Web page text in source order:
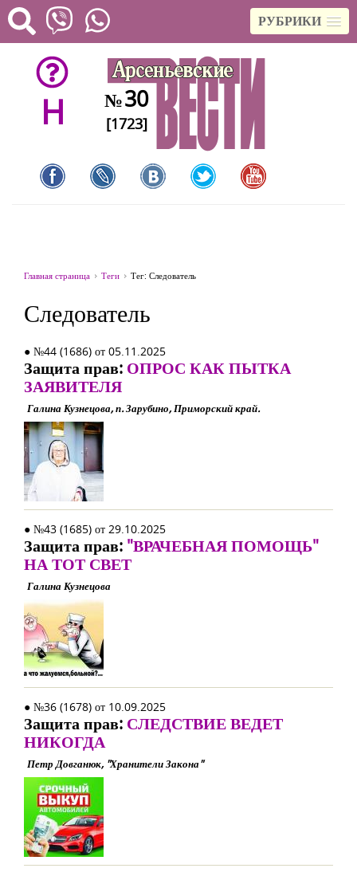
РУБРИКИ
H №30
[1723]
Главная страница Теги Тег: Следователь
Следователь
● №44 (1686) от 05.11.2025
Защита прав: ОПРОС КАК ПЫТКА
ЗАЯВИТЕЛЯ
Галина Кузнецова, п. Зарубино, Приморский край.
● №43 (1685) от 29.10.2025
Защита прав: "ВРАЧЕБНАЯ ПОМОЩЬ"
НА ТОТ СВЕТ
Галина Кузнецова
● №36 (1678) от 10.09.2025
Защита прав: СЛЕДСТВИЕ ВЕДЕТ
НИКОГДА
Петр Довганюк, "Хранители Закона"